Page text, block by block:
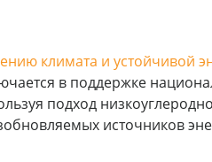
климата и устойчивой
в поддержке
подход
источников